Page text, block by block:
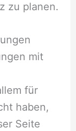
zu planen.
mit
für
haben,
Seite